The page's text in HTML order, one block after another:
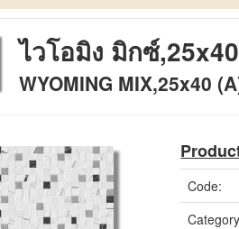
ไวโอมิง มิกซ์
WYOMING MIX,25x40
Code: